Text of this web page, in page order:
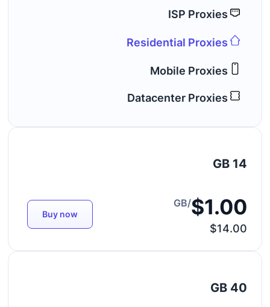
ISP Proxies
Residential Proxies
Mobile Proxies
Datacenter Proxies
14 GB
$1.00
/GB
$14.00
Buy now
40 GB